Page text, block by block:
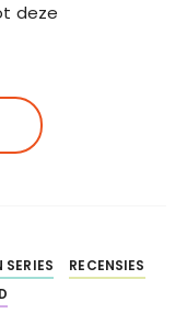
deze
SERIES
RECENSIES